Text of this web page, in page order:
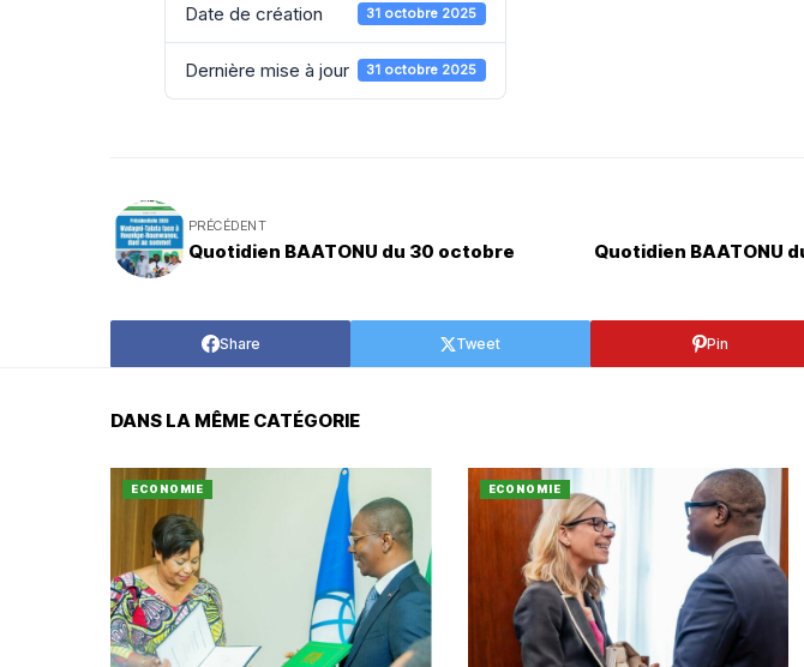
Date de création 31 octobre 2025
Dernière mise à jour 31 octobre 2025
PRÉCÉDENT
Quotidien BAATONU du 30 octobre Quotidien BAATONU
Share Tweet Pin
DANS LA MÊME CATÉGORIE
ECONOMIE ECONOMIE